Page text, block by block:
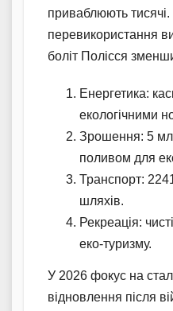
приваблюють
перевикористання
боліт Полісся
Енергетика:
екологічними
Зрошення: 5
поливом для
Транспорт:
шляхів.
Рекреація:
еко-туризму.
У 2026 фокус на
відновлення після